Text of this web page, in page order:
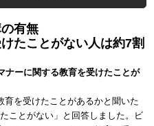
有無
たことがない人は約7割
ナーに関する教育を受けたことが
育を受けたことがあるかと聞いた
ことがない」と回答しました。ビ